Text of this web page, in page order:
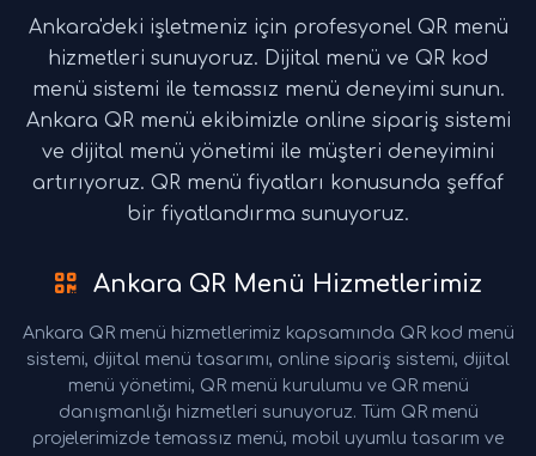
Ankara'deki işletmeniz için profesyonel QR menü
hizmetleri sunuyoruz. Dijital menü ve QR kod
menü sistemi ile temassız menü deneyimi sunun.
Ankara QR menü ekibimizle online sipariş sistemi
ve dijital menü yönetimi ile müşteri deneyimini
artırıyoruz. QR menü fiyatları konusunda şeffaf
bir fiyatlandırma sunuyoruz.
Ankara QR Menü Hizmetlerimiz
Ankara QR menü hizmetlerimiz kapsamında QR kod menü
sistemi, dijital menü tasarımı, online sipariş sistemi, dijital
menü yönetimi, QR menü kurulumu ve QR menü
danışmanlığı hizmetleri sunuyoruz. Tüm QR menü
projelerimizde temassız menü, mobil uyumlu tasarım ve